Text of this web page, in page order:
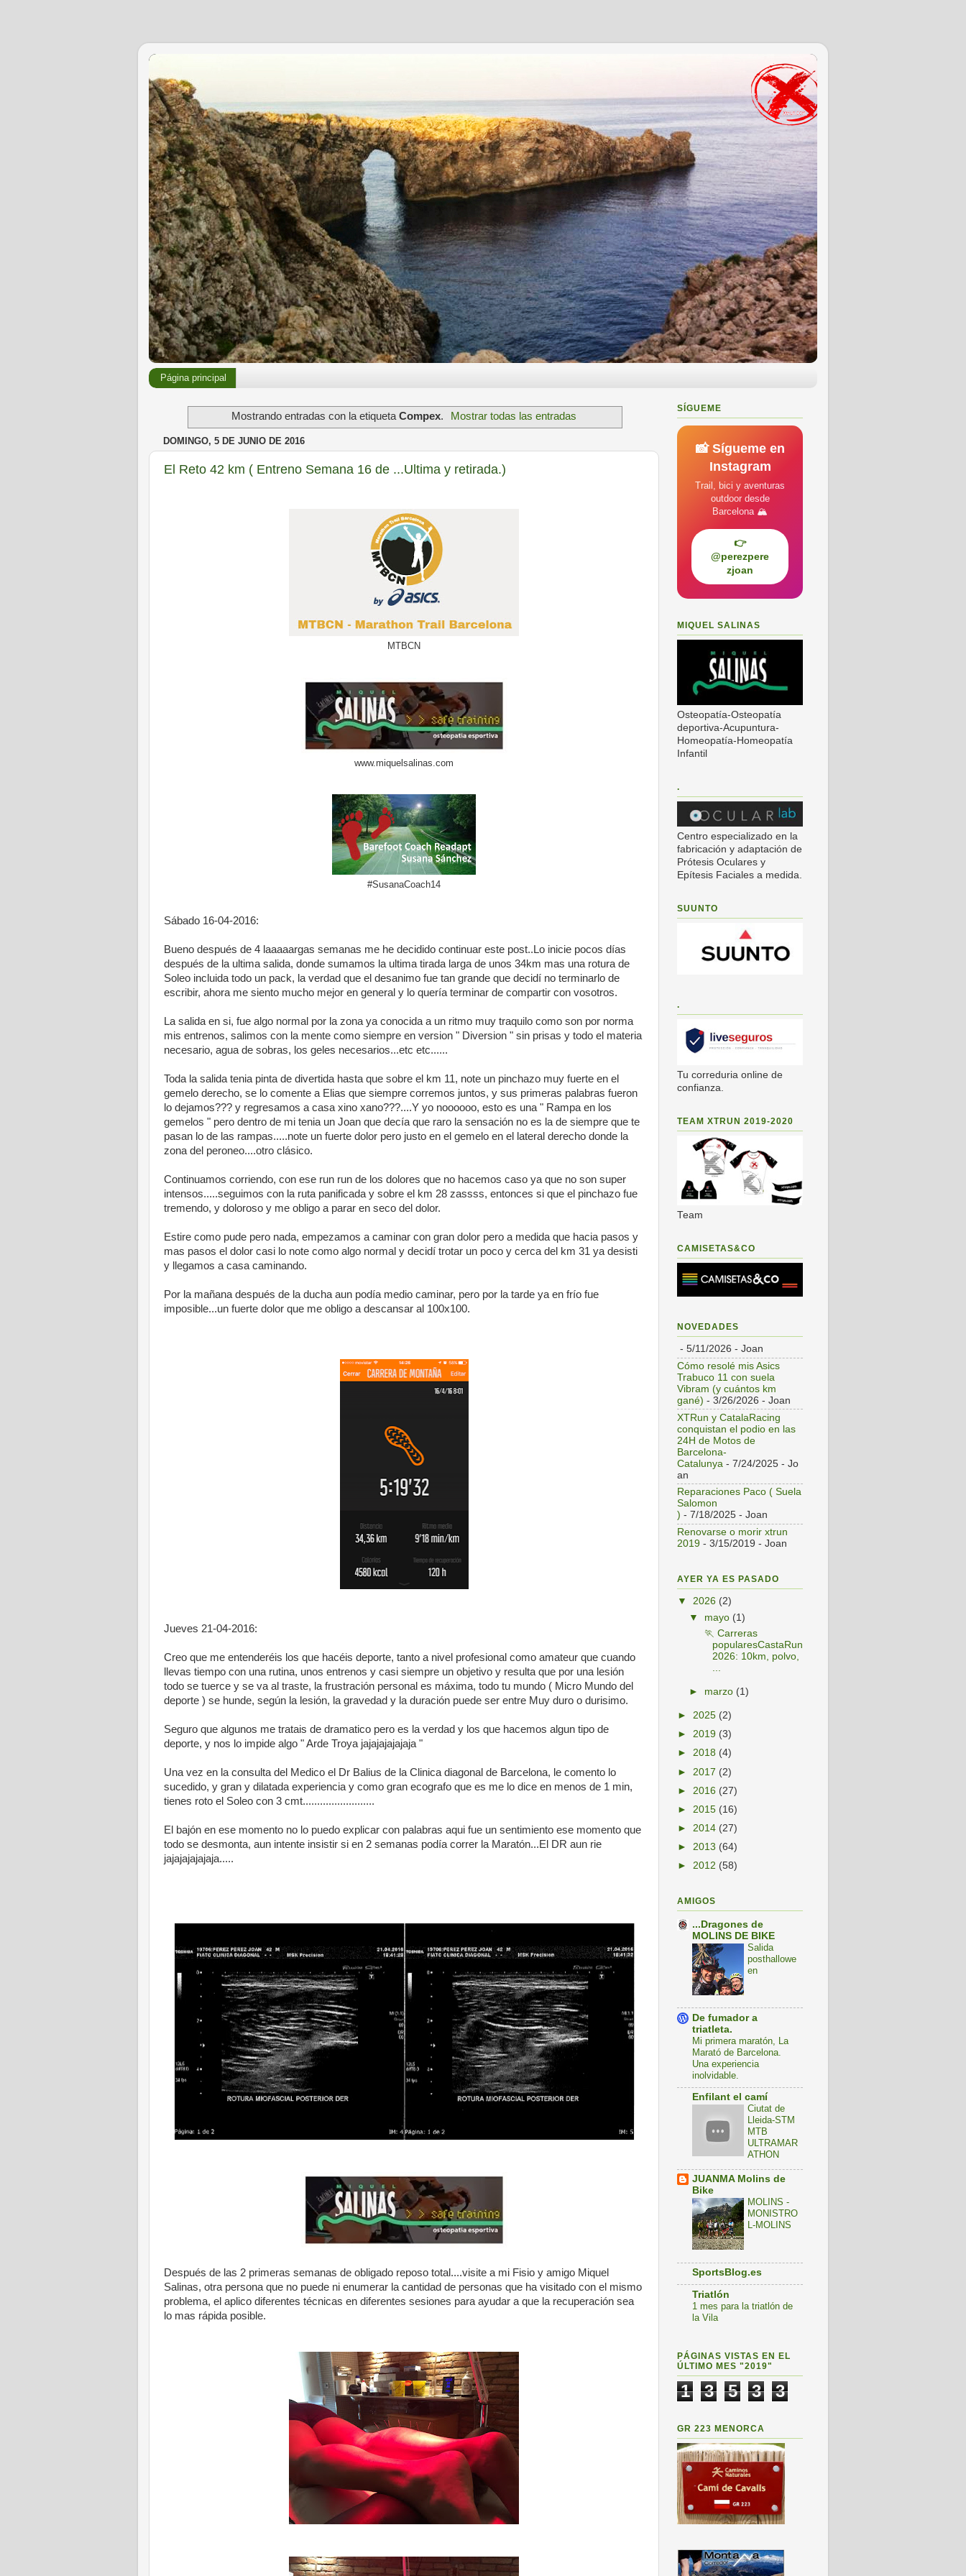
Página principal
Mostrando entradas con la etiquetaCompex. Mostrar todas las entradas
DOMINGO, 5 DE JUNIO DE 2016
El Reto 42 km ( Entreno Semana 16 de ...Ultima y retirada.)
MTBCN
www.miquelsalinas.com
#SusanaCoach14
Sábado 16-04-2016:
Bueno después de 4 laaaaargas semanas me he decidido continuar este post..Lo inicie pocos días
después de la ultima salida, donde sumamos la ultima tirada larga de unos 34km mas una rotura de
Soleo incluida todo un pack, la verdad que el desanimo fue tan grande que decidí no terminarlo de
escribir, ahora me siento mucho mejor en general y lo quería terminar de compartir con vosotros.
La salida en si, fue algo normal por la zona ya conocida a un ritmo muy traquilo como son por norma
mis entrenos, salimos con la mente como siempre en version " Diversion " sin prisas y todo el materia
necesario, agua de sobras, los geles necesarios...etc etc......
Toda la salida tenia pinta de divertida hasta que sobre el km 11, note un pinchazo muy fuerte en el
gemelo derecho, se lo comente a Elias que siempre corremos juntos, y sus primeras palabras fueron
lo dejamos??? y regresamos a casa xino xano???....Y yo noooooo, esto es una " Rampa en los
gemelos " pero dentro de mi tenia un Joan que decía que raro la sensación no es la de siempre que te
pasan lo de las rampas.....note un fuerte dolor pero justo en el gemelo en el lateral derecho donde la
zona del peroneo....otro clásico.
Continuamos corriendo, con ese run run de los dolores que no hacemos caso ya que no son super
intensos.....seguimos con la ruta panificada y sobre el km 28 zassss, entonces si que el pinchazo fue
tremendo, y doloroso y me obligo a parar en seco del dolor.
Estire como pude pero nada, empezamos a caminar con gran dolor pero a medida que hacia pasos y
mas pasos el dolor casi lo note como algo normal y decidí trotar un poco y cerca del km 31 ya desisti
y llegamos a casa caminando.
Por la mañana después de la ducha aun podía medio caminar, pero por la tarde ya en frío fue
imposible...un fuerte dolor que me obligo a descansar al 100x100.
Jueves 21-04-2016:
Creo que me entenderéis los que hacéis deporte, tanto a nivel profesional como amateur que cuando
llevas tiempo con una rutina, unos entrenos y casi siempre un objetivo y resulta que por una lesión
todo se tuerce y se va al traste, la frustración personal es máxima, todo tu mundo ( Micro Mundo del
deporte ) se hunde, según la lesión, la gravedad y la duración puede ser entre Muy duro o durisimo.
Seguro que algunos me tratais de dramatico pero es la verdad y los que hacemos algun tipo de
deporte, y nos lo impide algo " Arde Troya jajajajajajaja "
Una vez en la consulta del Medico el Dr Balius de la Clinica diagonal de Barcelona, le comento lo
sucedido, y gran y dilatada experiencia y como gran ecografo que es me lo dice en menos de 1 min,
tienes roto el Soleo con 3 cmt.........................
El bajón en ese momento no lo puedo explicar con palabras aqui fue un sentimiento ese momento que
todo se desmonta, aun intente insistir si en 2 semanas podía correr la Maratón...El DR aun rie
jajajajajajaja.....
Después de las 2 primeras semanas de obligado reposo total....visite a mi Fisio y amigo Miquel
Salinas, otra persona que no puede ni enumerar la cantidad de personas que ha visitado con el mismo
problema, el aplico diferentes técnicas en diferentes sesiones para ayudar a que la recuperación sea
lo mas rápida posible.
SÍGUEME
📸 Sígueme en
Instagram
Trail, bici y aventuras
outdoor desde
Barcelona 🏔️
👉
@perezpere
zjoan
MIQUEL SALINAS
Osteopatía-Osteopatía
deportiva-Acupuntura-
Homeopatía-Homeopatía
Infantil
.
Centro especializado en la
fabricación y adaptación de
Prótesis Oculares y
Epítesis Faciales a medida.
SUUNTO
.
Tu correduria online de
confianza.
TEAM XTRUN 2019-2020
Team
CAMISETAS&CO
NOVEDADES
- 5/11/2026 - Joan
Cómo resolé mis Asics
Trabuco 11 con suela
Vibram (y cuántos km
gané) - 3/26/2026 - Joan
XTRun y CatalaRacing
conquistan el podio en las
24H de Motos de
Barcelona-
Catalunya - 7/24/2025 - Jo
an
Reparaciones Paco ( Suela
Salomon
) - 7/18/2025 - Joan
Renovarse o morir xtrun
2019 - 3/15/2019 - Joan
AYER YA ES PASADO
▼ 2026 (2)
▼ mayo (1)
🏃 Carreras
popularesCastaRun
2026: 10km, polvo,
...
► marzo (1)
► 2025 (2)
► 2019 (3)
► 2018 (4)
► 2017 (2)
► 2016 (27)
► 2015 (16)
► 2014 (27)
► 2013 (64)
► 2012 (58)
AMIGOS
...Dragones de
MOLINS DE BIKE
Salida
posthallowe
en
De fumador a
triatleta.
Mi primera maratón, La
Marató de Barcelona.
Una experiencia
inolvidable.
Enfilant el camí
Ciutat de
Lleida-STM
MTB
ULTRAMAR
ATHON
JUANMA Molins de
Bike
MOLINS -
MONISTRO
L-MOLINS
SportsBlog.es
Triatlón
1 mes para la triatlón de
la Vila
PÁGINAS VISTAS EN EL
ÚLTIMO MES "2019"
1 3 5 3 3
GR 223 MENORCA